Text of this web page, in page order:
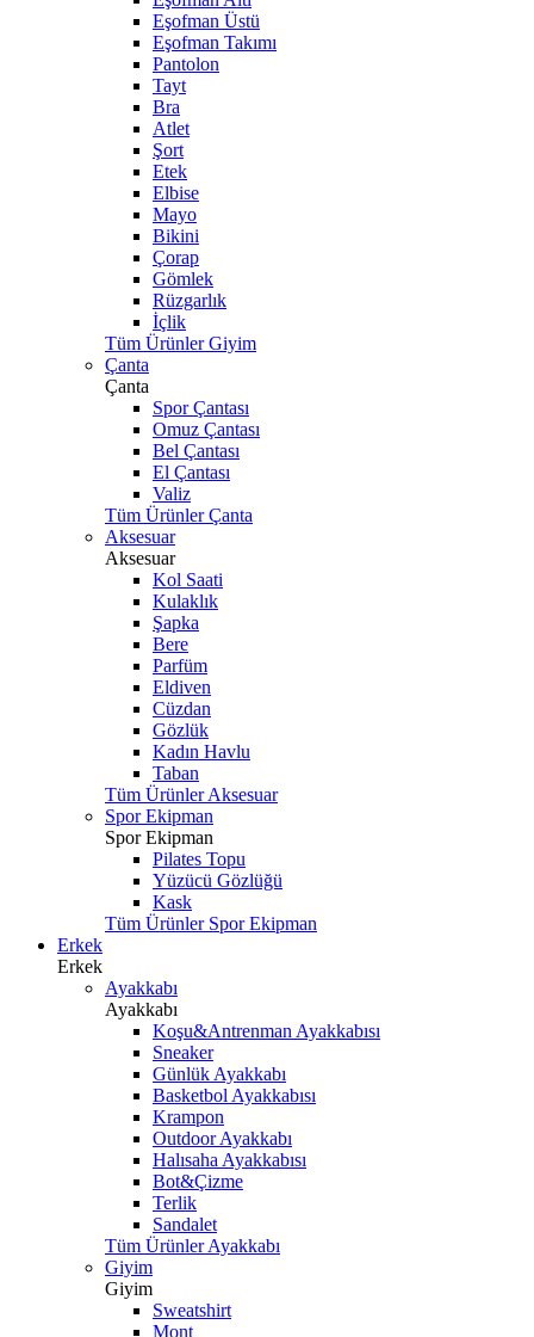
Eşofman Üstü
Eşofman Takımı
Pantolon
Tayt
Bra
Atlet
Şort
Etek
Elbise
Mayo
Bikini
Çorap
Gömlek
Rüzgarlık
İçlik
Tüm Ürünler Giyim
Çanta
Çanta
Spor Çantası
Omuz Çantası
Bel Çantası
El Çantası
Valiz
Tüm Ürünler Çanta
Aksesuar
Aksesuar
Kol Saati
Kulaklık
Şapka
Bere
Parfüm
Eldiven
Cüzdan
Gözlük
Kadın Havlu
Taban
Tüm Ürünler Aksesuar
Spor Ekipman
Spor Ekipman
Pilates Topu
Yüzücü Gözlüğü
Kask
Tüm Ürünler Spor Ekipman
Erkek
Erkek
Ayakkabı
Ayakkabı
Koşu&Antrenman Ayakkabısı
Sneaker
Günlük Ayakkabı
Basketbol Ayakkabısı
Krampon
Outdoor Ayakkabı
Halısaha Ayakkabısı
Bot&Çizme
Terlik
Sandalet
Tüm Ürünler Ayakkabı
Giyim
Giyim
Sweatshirt
Mont